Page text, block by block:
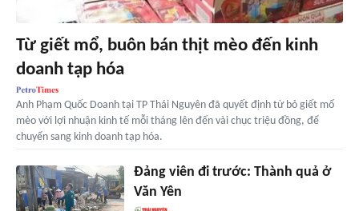
Từ giết mổ, buôn bán thịt mèo đến kinh
doanh tạp hóa
Anh Phạm Quốc Doanh tại TP Thái Nguyên đã quyết định từ bỏ giết mổ
mèo với lợi nhuận kinh tế mỗi tháng lên đến vài chục triệu đồng, để
chuyển sang kinh doanh tạp hóa.
Đảng viên đi trước: Thành quả ở
Văn Yên